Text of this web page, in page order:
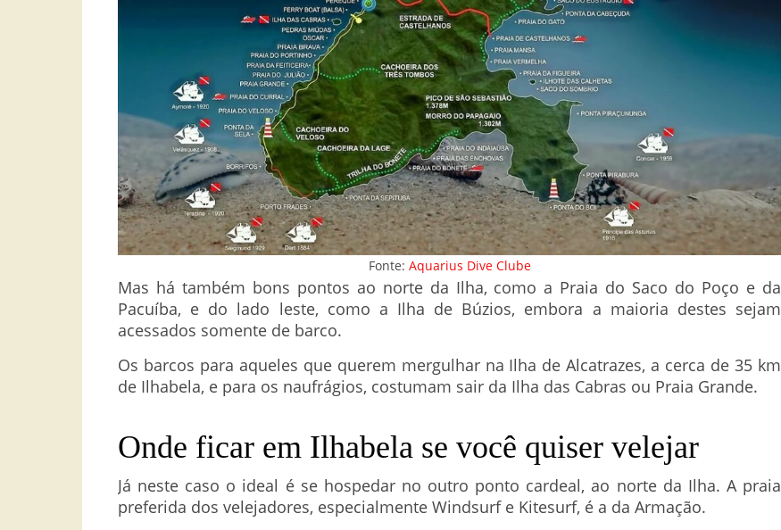
Fonte: Aquarius Dive Clube
Mas há também bons pontos ao norte da Ilha, como a Praia do Saco do Poço e da
Pacuíba, e do lado leste, como a Ilha de Búzios, embora a maioria destes sejam
acessados somente de barco.
Os barcos para aqueles que querem mergulhar na Ilha de Alcatrazes, a cerca de 35 km
de Ilhabela, e para os naufrágios, costumam sair da Ilha das Cabras ou Praia Grande.
Onde ficar em Ilhabela se você quiser velejar
Já neste caso o ideal é se hospedar no outro ponto cardeal, ao norte da Ilha. A praia
preferida dos velejadores, especialmente Windsurf e Kitesurf, é a da Armação.